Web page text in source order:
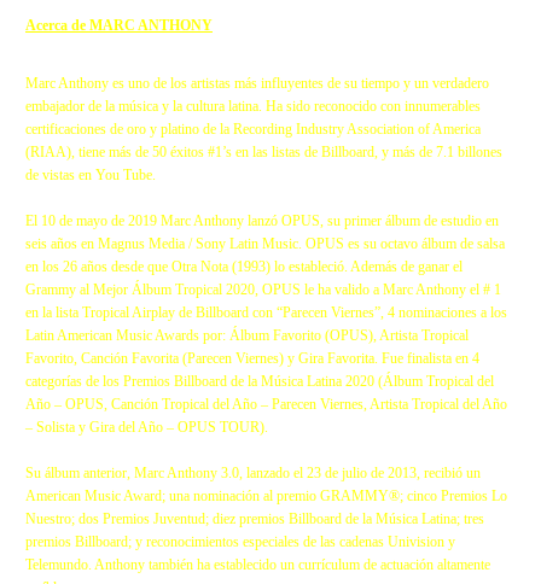
Acerca de MARC ANTHONY
Marc Anthony es uno de los artistas más influyentes de su tiempo y un verdadero
embajador de la música y la cultura latina. Ha sido reconocido con innumerables
certificaciones de oro y platino de la Recording Industry Association of America
(RIAA), tiene más de 50 éxitos #1’s en las listas de Billboard, y más de 7.1 billones
de vistas en You Tube.
El 10 de mayo de 2019 Marc Anthony lanzó OPUS, su primer álbum de estudio en
seis años en Magnus Media / Sony Latin Music. OPUS es su octavo álbum de salsa
en los 26 años desde que Otra Nota (1993) lo estableció. Además de ganar el
Grammy al Mejor Álbum Tropical 2020, OPUS le ha valido a Marc Anthony el # 1
en la lista Tropical Airplay de Billboard con “Parecen Viernes”, 4 nominaciones a los
Latin American Music Awards por: Álbum Favorito (OPUS), Artista Tropical
Favorito, Canción Favorita (Parecen Viernes) y Gira Favorita. Fue finalista en 4
categorías de los Premios Billboard de la Música Latina 2020 (Álbum Tropical del
Año – OPUS, Canción Tropical del Año – Parecen Viernes, Artista Tropical del Año
– Solista y Gira del Año – OPUS TOUR).
Su álbum anterior, Marc Anthony 3.0, lanzado el 23 de julio de 2013, recibió un
American Music Award; una nominación al premio GRAMMY®; cinco Premios Lo
Nuestro; dos Premios Juventud; diez premios Billboard de la Música Latina; tres
premios Billboard; y reconocimientos especiales de las cadenas Univision y
Telemundo. Anthony también ha establecido un currículum de actuación altamente